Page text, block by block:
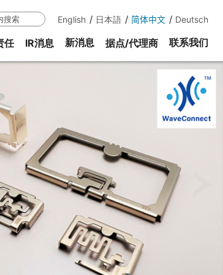
English 日本語 简体中文 Deutsch
任 IR消息 新消息 据点/代理商 联系我们